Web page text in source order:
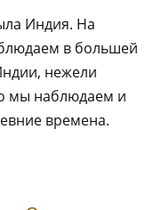
Индия. На
в большей
нежели
мы наблюдаем и
времена.